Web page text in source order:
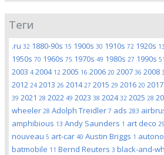
Теги
.ru 32 1880-90s 15 1900s 30 1910s 72 1920s
1950s 70 1960s 75 1970s 49 1980s 27 1990s 51
2003 4 2004 12 2005 16 2006 20 2007 36 2008
2012 24 2013 26 201427 2015 29 2016 20 2017
39 2021 28 2022 49 2023 38 202432 2025 28
wheeler 28 Adolph Treidler 7 ads 283
amphibious 13 Andy Saunders 1 art deco 29
nouveau 5 art-car 40 Austin Briggs 1
batmobile 11 Bernd Reuters 3 black-and-